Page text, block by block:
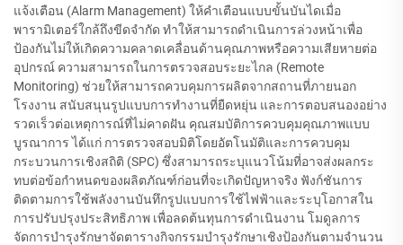
แจ้งเตือน (Alarm Management) ให้คำเตือนแบบขั้นบันไดเมื่อ
พารามิเตอร์ใกล้ถึงขีดจำกัด ทำให้สามารถดำเนินการล่วงหน้าเพื่อ
ป้องกันไม่ให้เกิดความคลาดเคลื่อนด้านคุณภาพหรือความเสียหายต่อ
อุปกรณ์ ความสามารถในการตรวจสอบระยะไกล (Remote
Monitoring) ช่วยให้สามารถควบคุมการผลิตจากสถานที่ภายนอก
โรงงาน สนับสนุนรูปแบบการทำงานที่ยืดหยุ่น และการตอบสนองอย่าง
รวดเร็วต่อเหตุการณ์ที่ไม่คาดฝัน คุณสมบัติการควบคุมคุณภาพแบบ
บูรณาการ ได้แก่ การตรวจสอบมิติโดยอัตโนมัติและการควบคุม
กระบวนการเชิงสถิติ (SPC) ซึ่งสามารถระบุแนวโน้มที่อาจส่งผลกระ
ทบต่อข้อกำหนดของผลิตภัณฑ์ก่อนที่จะเกิดปัญหาจริง ฟังก์ชันการ
ติดตามการใช้พลังงานบันทึกรูปแบบการใช้ไฟฟ้าและระบุโอกาสใน
การปรับปรุงประสิทธิภาพ เพื่อลดต้นทุนการดำเนินงาน โมดูลการ
จัดการบำรุงรักษาจัดตารางกิจกรรมบำรุงรักษาเชิงป้องกันตามจำนวน